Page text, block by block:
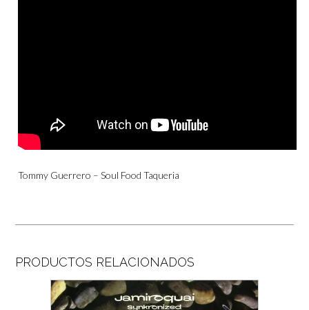
Tommy Guerrero – Soul Food Taqueria
PRODUCTOS RELACIONADOS